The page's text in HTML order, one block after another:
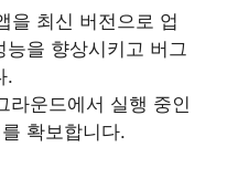
을 최신 버전으로 업
을 향상시키고 버그
.
라운드에서 실행 중인
확보합니다.